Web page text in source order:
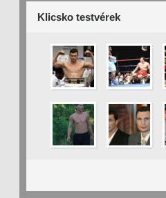
Klicsko testvérek